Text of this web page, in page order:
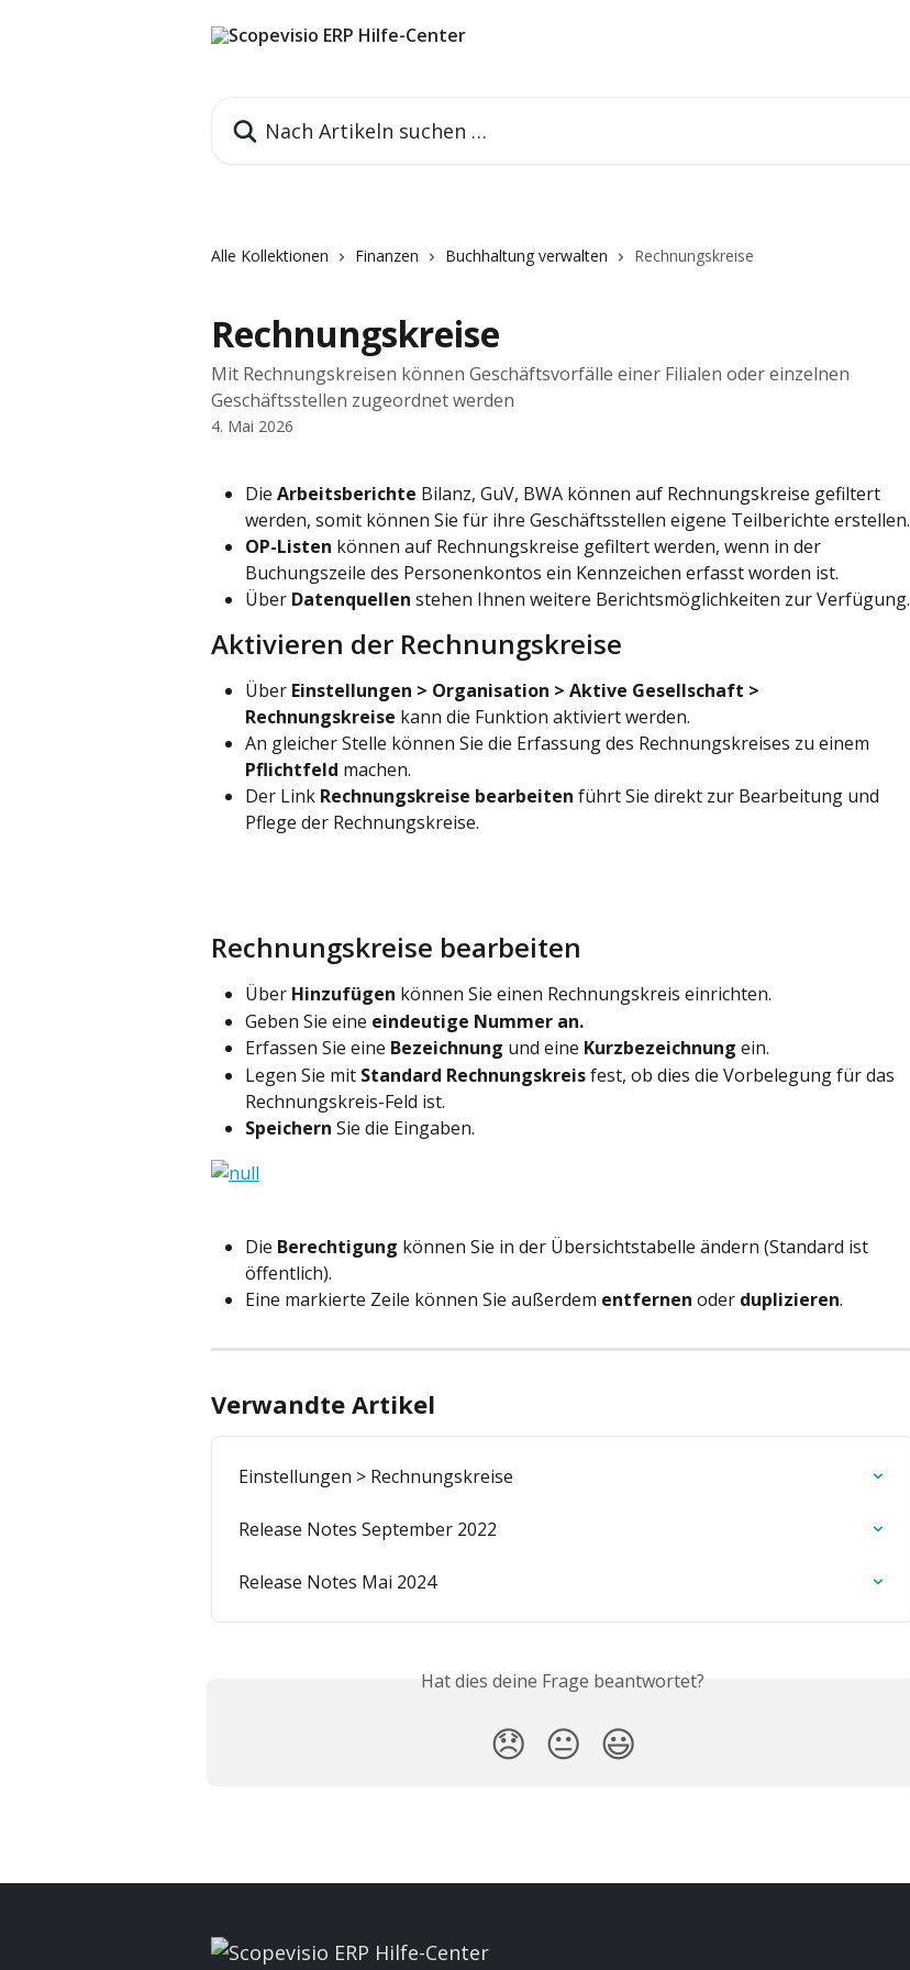
Alle Kollektionen Finanzen Buchhaltung verwalten Rechnungskreise
Rechnungskreise
Mit Rechnungskreisen können Geschäftsvorfälle einer Filialen oder einzelnen
Geschäftsstellen zugeordnet werden
4. Mai 2026
Die Arbeitsberichte Bilanz, GuV, BWA können auf Rechnungskreise gefiltert
werden, somit können Sie für ihre Geschäftsstellen eigene Teilberichte erstellen.
OP-Listen können auf Rechnungskreise gefiltert werden, wenn in der
Buchungszeile des Personenkontos ein Kennzeichen erfasst worden ist.
Über Datenquellen stehen Ihnen weitere Berichtsmöglichkeiten zur Verfügung.
Aktivieren der Rechnungskreise
Über Einstellungen > Organisation > Aktive Gesellschaft >
Rechnungskreise kann die Funktion aktiviert werden.
An gleicher Stelle können Sie die Erfassung des Rechnungskreises zu einem
Pflichtfeld machen.
Der Link Rechnungskreise bearbeiten führt Sie direkt zur Bearbeitung und
Pflege der Rechnungskreise.
Rechnungskreise bearbeiten
Über Hinzufügen können Sie einen Rechnungskreis einrichten.
Geben Sie eine eindeutige Nummer an.
Erfassen Sie eine Bezeichnung und eine Kurzbezeichnung ein.
Legen Sie mit Standard Rechnungskreis fest, ob dies die Vorbelegung für das
Rechnungskreis-Feld ist.
Speichern Sie die Eingaben.
Die Berechtigung können Sie in der Übersichtstabelle ändern (Standard ist
öffentlich).
Eine markierte Zeile können Sie außerdem entfernen oder duplizieren.
Verwandte Artikel
Einstellungen > Rechnungskreise
Release Notes September 2022
Release Notes Mai 2024
Hat dies deine Frage beantwortet?
😞 😐 😃